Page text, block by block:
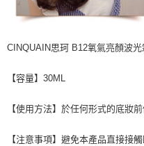
CINQUAIN思珂 B12氧氣亮顏波光
【容量】30ML
【使用方法】於任何形式的底妝
【注意事項】避免本產品直接接